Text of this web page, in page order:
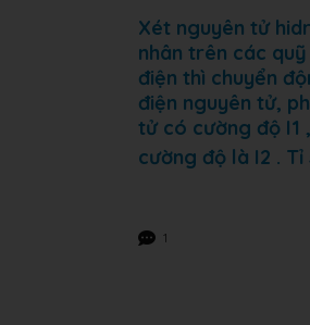
Xét nguyên tử
nhân trên các
điện thì chuyển
điện nguyên tử,
tử có cường độ I1
cường độ là I2 . Tỉ
1